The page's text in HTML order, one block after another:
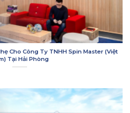
Cho Công Ty TNHH Spin Master (Việt
Tại Hải Phòng